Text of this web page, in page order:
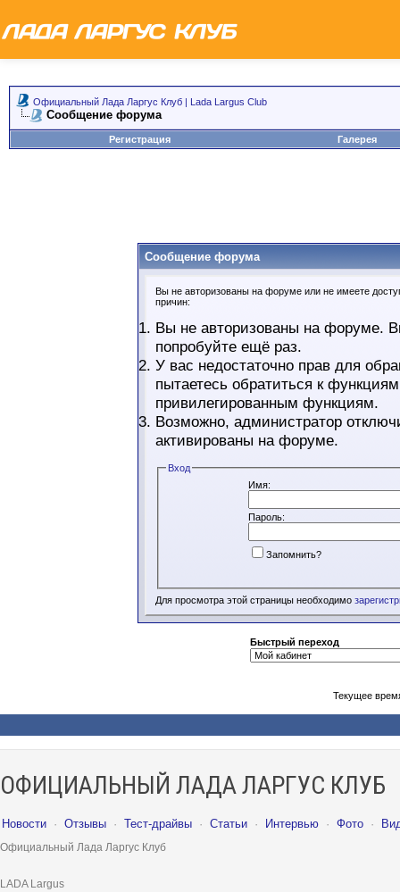
Официальный Лада Ларгус Клуб | Lada Largus Club
Сообщение форума
Регистрация Галерея
Сообщение форума
Вы не авторизованы на форуме или не имеете
причин:
Вы не авторизованы на форуме.
попробуйте ещё раз.
У вас недостаточно прав для
пытаетесь обратиться к
привилегированным функциям.
Возможно, администратор
активированы на форуме.
Вход
Имя:
Пароль:
Запомнить?
Для просмотра этой страницы необходимо
Быстрый переход
Текущее
ОФИЦИАЛЬНЫЙ ЛАДА ЛАРГУС КЛУБ
Новости · Отзывы · Тест-драйвы · Статьи · Интервью · Фото ·
Официальный Лада Ларгус Клуб
LADA Largus